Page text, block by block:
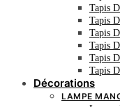
Tapis
Tapis
Tapis
Tapis
Tapis
Tapis
Décorations
LAMPE